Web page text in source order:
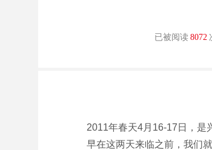
已被阅读 8072
2011年春天4月16-17日，是
早在这两天来临之前，我们